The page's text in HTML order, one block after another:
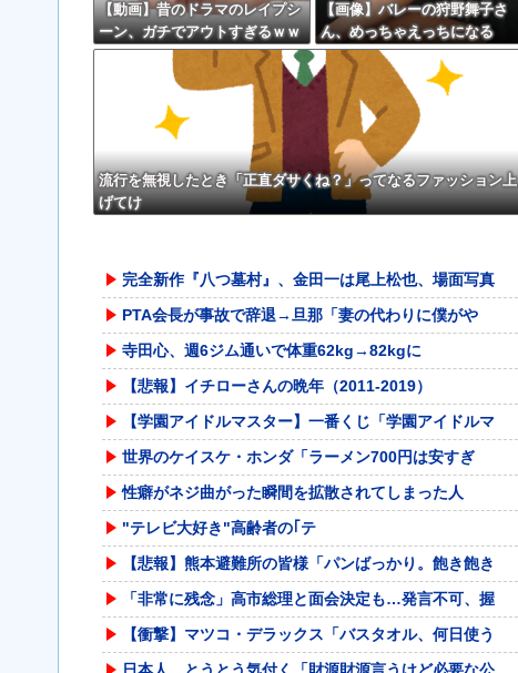
【動画】昔のドラマのレイプシ
ーン、ガチでアウトすぎるｗｗ
ｗｗｗｗｗｗｗ
【画像】バレーの狩野舞子さ
ん、めっちゃえっちになる
流行を無視したとき「正直ダサくね？」ってなるファッション上
げてけ
完全新作『八つ墓村』、金田一は尾上松也、場面写真
PTA会長が事故で辞退→旦那「妻の代わりに僕がや
寺田心、週6ジム通いで体重62kg→82kgに
【悲報】イチローさんの晩年（2011-2019）
【学園アイドルマスター】一番くじ「学園アイドルマ
世界のケイスケ・ホンダ「ラーメン700円は安すぎ
性癖がネジ曲がった瞬間を拡散されてしまった人
"テレビ大好き"高齢者の｢テ
【悲報】熊本避難所の皆様「パンばっかり。飽き飽き
「非常に残念」高市総理と面会決定も…発言不可、握
【衝撃】マツコ・デラックス「バスタオル、何日使う
日本人、とうとう気付く「財源財源言うけど必要な公